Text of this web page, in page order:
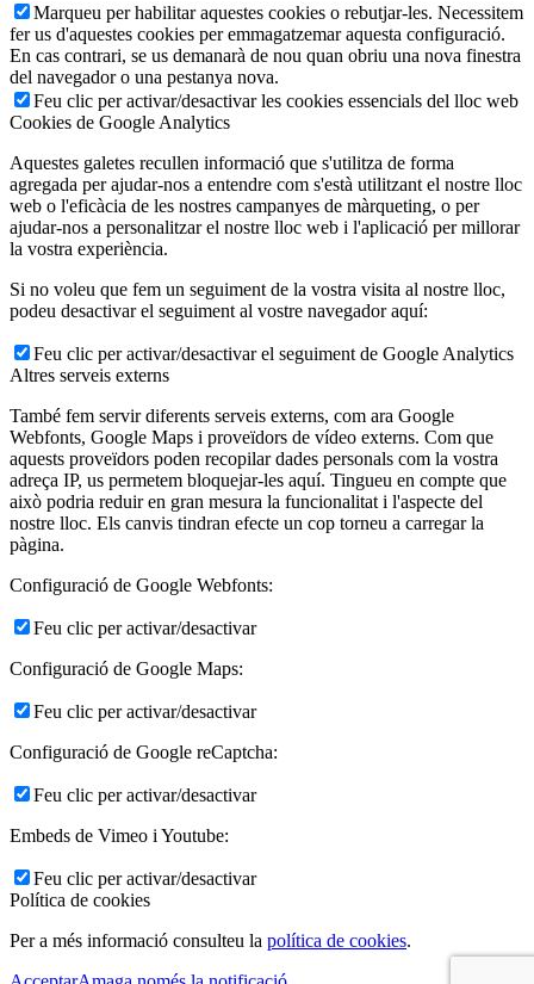
Marqueu per habilitar aquestes cookies o rebutjar-les. Necessitem
fer us d'aquestes cookies per emmagatzemar aquesta configuració.
En cas contrari, se us demanarà de nou quan obriu una nova finestra
del navegador o una pestanya nova.
Feu clic per activar/desactivar les cookies essencials del lloc web
Cookies de Google Analytics
Aquestes galetes recullen informació que s'utilitza de forma
agregada per ajudar-nos a entendre com s'està utilitzant el nostre lloc
web o l'eficàcia de les nostres campanyes de màrqueting, o per
ajudar-nos a personalitzar el nostre lloc web i l'aplicació per millorar
la vostra experiència.
Si no voleu que fem un seguiment de la vostra visita al nostre lloc,
podeu desactivar el seguiment al vostre navegador aquí:
Feu clic per activar/desactivar el seguiment de Google Analytics
Altres serveis externs
També fem servir diferents serveis externs, com ara Google
Webfonts, Google Maps i proveïdors de vídeo externs. Com que
aquests proveïdors poden recopilar dades personals com la vostra
adreça IP, us permetem bloquejar-les aquí. Tingueu en compte que
això podria reduir en gran mesura la funcionalitat i l'aspecte del
nostre lloc. Els canvis tindran efecte un cop torneu a carregar la
pàgina.
Configuració de Google Webfonts:
Feu clic per activar/desactivar
Configuració de Google Maps:
Feu clic per activar/desactivar
Configuració de Google reCaptcha:
Feu clic per activar/desactivar
Embeds de Vimeo i Youtube:
Feu clic per activar/desactivar
Política de cookies
Per a més informació consulteu la política de cookies.